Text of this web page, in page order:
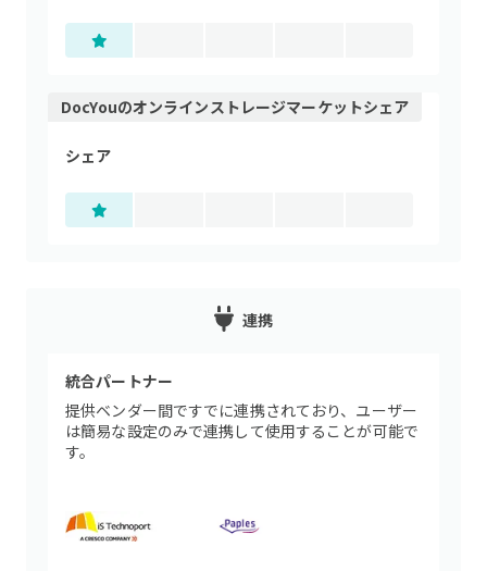
DocYouのオンラインストレージマーケットシェア
シェア
連携
統合パートナー
提供ベンダー間ですでに連携されており、ユーザー
は簡易な設定のみで連携して使用することが可能で
す。